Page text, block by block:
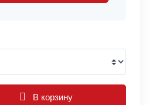
В корзину